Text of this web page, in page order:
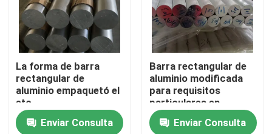
La forma de barra
rectangular de
aluminio empaquetó el
etc
Enviar Consulta
Barra rectangular de
aluminio modificada
para requisitos
particulares en
diversas longitud y
anchuraEnviar Consulta